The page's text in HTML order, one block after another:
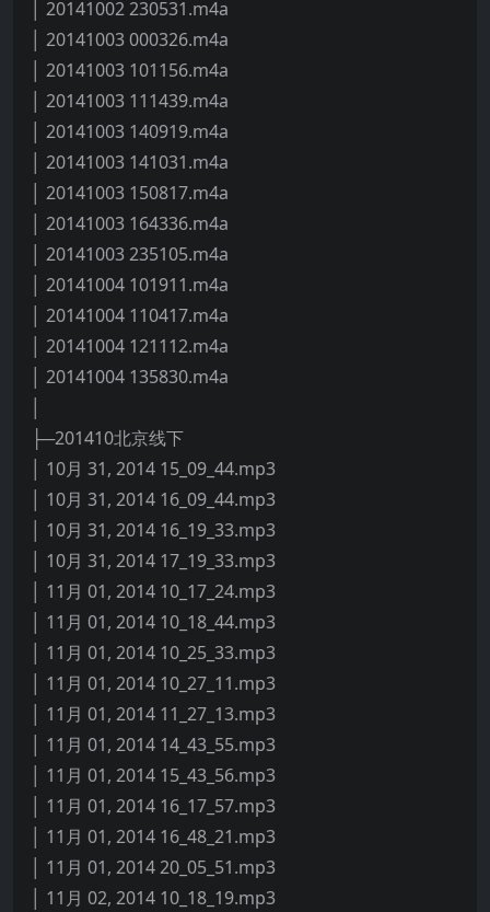
│ 20141002 230531.m4a
│ 20141003 000326.m4a
│ 20141003 101156.m4a
│ 20141003 111439.m4a
│ 20141003 140919.m4a
│ 20141003 141031.m4a
│ 20141003 150817.m4a
│ 20141003 164336.m4a
│ 20141003 235105.m4a
│ 20141004 101911.m4a
│ 20141004 110417.m4a
│ 20141004 121112.m4a
│ 20141004 135830.m4a
├─201410北京线下
│ 10月 31, 2014 15_09_44.mp3
│ 10月 31, 2014 16_09_44.mp3
│ 10月 31, 2014 16_19_33.mp3
│ 10月 31, 2014 17_19_33.mp3
│ 11月 01, 2014 10_17_24.mp3
│ 11月 01, 2014 10_18_44.mp3
│ 11月 01, 2014 10_25_33.mp3
│ 11月 01, 2014 10_27_11.mp3
│ 11月 01, 2014 11_27_13.mp3
│ 11月 01, 2014 14_43_55.mp3
│ 11月 01, 2014 15_43_56.mp3
│ 11月 01, 2014 16_17_57.mp3
│ 11月 01, 2014 16_48_21.mp3
│ 11月 01, 2014 20_05_51.mp3
│ 11月 02, 2014 10_18_19.mp3